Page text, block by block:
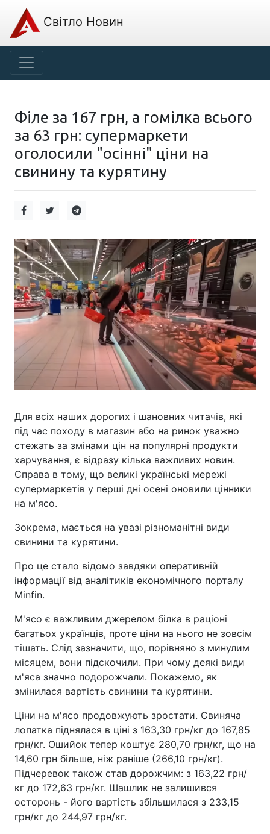
Світло Новин
Філе за 167 грн, а гомілка всього
за 63 грн: супермаркети
оголосили "осінні" ціни на
свинину та курятину
Для всіх наших дорогих і шановних читачів, які
під час походу в магазин або на ринок уважно
стежать за змінами цін на популярні продукти
харчування, є відразу кілька важливих новин.
Справа в тому, що великі українські мережі
супермаркетів у перші дні осені оновили цінники
на м'ясо.
Зокрема, мається на увазі різноманітні види
свинини та курятини.
Про це стало відомо завдяки оперативній
інформації від аналітиків економічного порталу
Minfin.
М'ясо є важливим джерелом білка в раціоні
багатьох українців, проте ціни на нього не зовсім
тішать. Слід зазначити, що, порівняно з минулим
місяцем, вони підскочили. При чому деякі види
м'яса значно подорожчали. Покажемо, як
змінилася вартість свинини та курятини.
Ціни на м'ясо продовжують зростати. Свиняча
лопатка піднялася в ціні з 163,30 грн/кг до 167,85
грн/кг. Ошийок тепер коштує 280,70 грн/кг, що на
14,60 грн більше, ніж раніше (266,10 грн/кг).
Підчеревок також став дорожчим: з 163,22 грн/
кг до 172,63 грн/кг. Шашлик не залишився
осторонь - його вартість збільшилася з 233,15
грн/кг до 244,97 грн/кг.